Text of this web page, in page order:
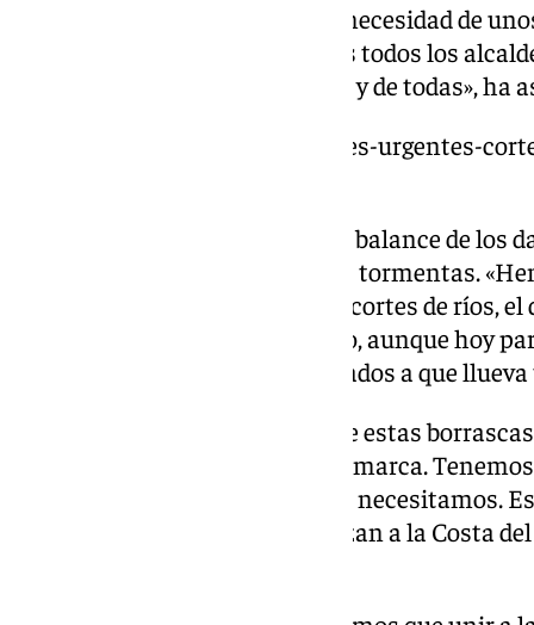
«La Junta nos ha trasladado la necesidad de
actuaciones. Ayer nos reunimos todos los
arreglo urgente de esa carretera y de todas», ha
https://www.101tv.es/soluciones-urgentes-
La alcaldesa, además, ha hecho balance de
malagueño debido a las últimas tormentas.
incidencias, nada grave, pero sí cortes de ríos,
caídas de árboles. Llueve mucho, aunque hoy
tregua. No estamos acostumbrados a que
«El problema más grave durante estas
carretera que afecta a toda la comarca.
son las que queremos ni las que necesitamos.
familias que cada día se desplazan a la Costa